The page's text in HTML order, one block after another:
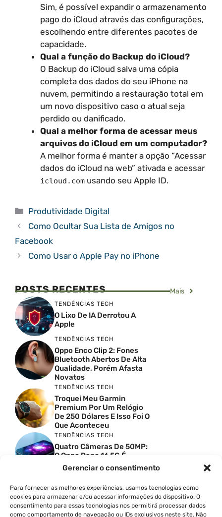
Gerenciar o consentimento
Para fornecer as melhores experiências, usamos tecnologias como
cookies para armazenar e/ou acessar informações do dispositivo. O
consentimento para essas tecnologias nos permitirá processar dados
como comportamento de navegação ou IDs exclusivos neste site. Não
Sim, é possível expandir o armazenamento
pago do iCloud através das configurações,
escolhendo entre diferentes pacotes de
capacidade.
Qual a função do Backup do iCloud?
O Backup do iCloud salva uma cópia
completa dos dados do seu iPhone na
nuvem, permitindo a restauração total em
um novo dispositivo caso o atual seja
perdido ou danificado.
Qual a melhor forma de acessar meus
arquivos do iCloud em um computador?
A melhor forma é manter a opção “Acessar
dados do iCloud na web” ativada e acessar
icloud.com usando seu Apple ID.
Categorias
Produtividade Digital
Como Ocultar Sua Lista de Amigos no
Facebook
Como Usar o Apple Pay no iPhone
POSTS RECENTES Mais
TENDÊNCIAS TECH
O Lixo De IA Derrotou A
Apple
TENDÊNCIAS TECH
Oppo Enco Clip 2: Fones
Bluetooth Abertos De Alta
Qualidade, Porém Afasta
Novatos
TENDÊNCIAS TECH
Troquei Meu Garmin
Premium Por Um Relógio
De 250 Dólares E Isso Foi O
Que Aconteceu
TENDÊNCIAS TECH
Quatro Câmeras De 50MP:
O Oppo Reno 16 5G É
Absurdo
Comparativo De
Especificações Entre O
Vivo X300 Ultra E O
Samsung Galaxy S26 Ultra